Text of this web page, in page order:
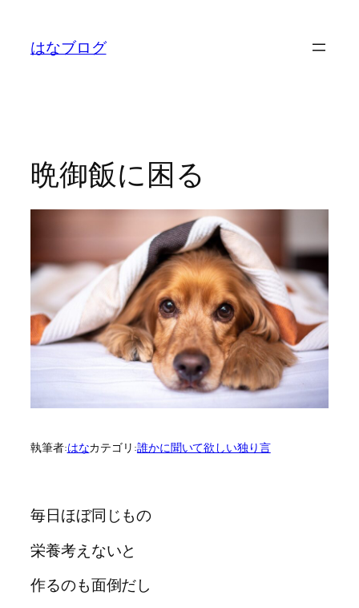
はなブログ
晩御飯に困る
執筆者:はなカテゴリ:誰かに聞いて欲しい独り言
毎日ほぼ同じもの
栄養考えないと
作るのも面倒だし